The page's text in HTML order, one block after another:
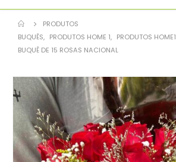
PRODUTOS
BUQUÊS, PRODUTOS HOME 1, PRODUTOS HOME1
BUQUÊ DE 15 ROSAS NACIONAL